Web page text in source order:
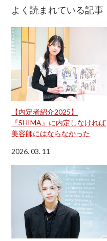
よく読まれている記事
【内定者紹介2025】
『SHIMA』に内定しなければ
美容師にはならなかった
2026. 03. 11